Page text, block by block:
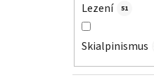
Lezení 51
Skialpinismus